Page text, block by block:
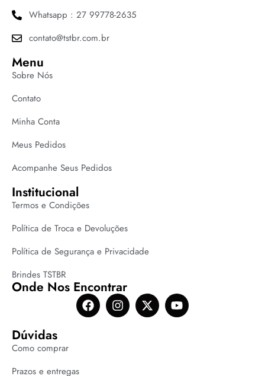
Whatsapp : 27 99778-2635
contato@tstbr.com.br
Menu
Sobre Nós
Contato
Minha Conta
Meus Pedidos
Acompanhe Seus Pedidos
Institucional
Termos e Condições
Política de Troca e Devoluções
Política de Segurança e Privacidade
Brindes TSTBR
Onde Nos Encontrar
Dúvidas
Como comprar
Prazos e entregas